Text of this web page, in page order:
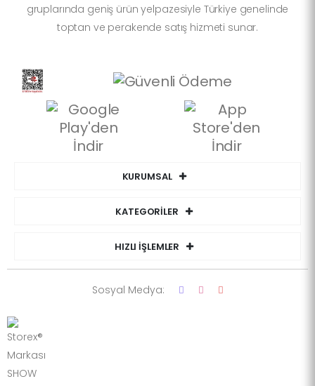
gruplarında geniş ürün yelpazesiyle Türkiye genelinde
toptan ve perakende satış hizmeti sunar.
KURUMSAL
KATEGORİLER
HIZLI İŞLEMLER
Sosyal Medya: